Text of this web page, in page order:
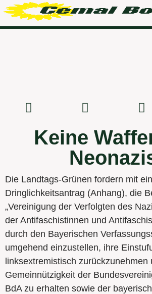
Keine
Die Landtags-Grünen fordern mit
Dringlichkeitsantrag (Anhang), die
„Vereinigung der Verfolgten des
der Antifaschistinnen und
durch den Bayerischen
umgehend einzustellen, ihre
linksextremistisch zurückzunehmen
Gemeinnützigkeit der
BdA zu erhalten sowie der